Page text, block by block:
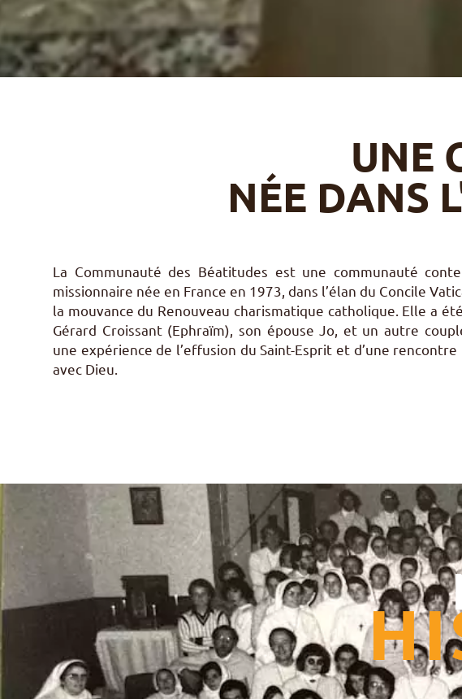
UNE
NÉE DANS
La Communauté des Béatitudes est une communauté
missionnaire née en France en 1973, dans l’élan du Concile
la mouvance du Renouveau charismatique catholique. Elle a
Gérard Croissant (Ephraïm), son épouse Jo, et un autre
une expérience de l’effusion du Saint-Esprit et d’une
avec Dieu.